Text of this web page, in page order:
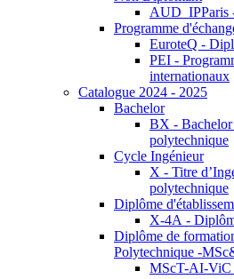
AUD_IPParis
Programme
EuroteQ -
PEI -
internationaux
Catalogue 2024 - 2025
Bachelor
BX - Bachelor
polytechnique
Cycle Ingénieur
X - Titre
polytechnique
Diplôme
X-4A -
Diplôme de
Polytechnique -
MScT-AI-